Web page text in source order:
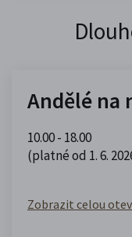
Andělé na
10.00 - 18.00
(platné od 1. 6.
Zobrazit celou